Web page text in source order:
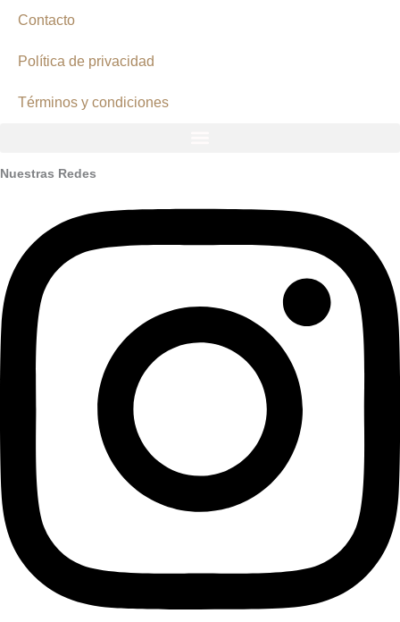
Contacto
Política de privacidad
Términos y condiciones
Nuestras Redes